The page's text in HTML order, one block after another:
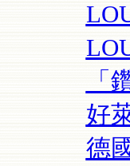
「
好
德